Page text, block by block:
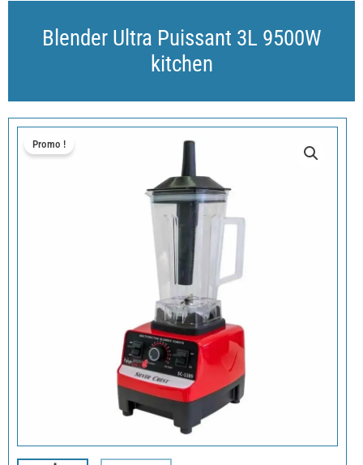
Blender Ultra Puissant 3L 9500W
kitchen
Promo !